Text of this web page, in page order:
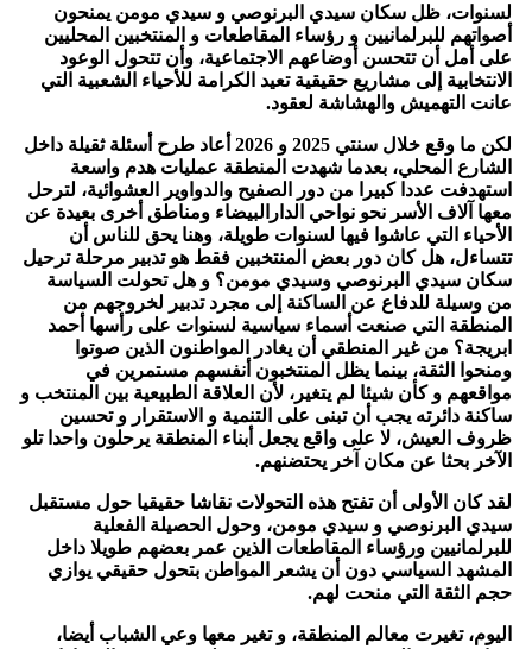
لسنوات، ظل سكان سيدي البرنوصي و سيدي مومن يمنحون
أصواتهم للبرلمانيين و رؤساء المقاطعات و المنتخبين المحليين
على أمل أن تتحسن أوضاعهم الاجتماعية، وأن تتحول الوعود
الانتخابية إلى مشاريع حقيقية تعيد الكرامة للأحياء الشعبية التي
عانت التهميش والهشاشة لعقود.
لكن ما وقع خلال سنتي 2025 و 2026 أعاد طرح أسئلة ثقيلة داخل
الشارع المحلي، بعدما شهدت المنطقة عمليات هدم واسعة
استهدفت عددا كبيرا من دور الصفيح والدواوير العشوائية، لترحل
معها آلاف الأسر نحو نواحي الدارالبيضاء ومناطق أخرى بعيدة عن
الأحياء التي عاشوا فيها لسنوات طويلة، وهنا يحق للناس أن
تتساءل، هل كان دور بعض المنتخبين فقط هو تدبير مرحلة ترحيل
سكان سيدي البرنوصي وسيدي مومن؟ و هل تحولت السياسة
من وسيلة للدفاع عن الساكنة إلى مجرد تدبير لخروجهم من
المنطقة التي صنعت أسماء سياسية لسنوات على رأسها أحمد
ابريجة؟ من غير المنطقي أن يغادر المواطنون الذين صوتوا
ومنحوا الثقة، بينما يظل المنتخبون أنفسهم مستمرين في
مواقعهم و كأن شيئا لم يتغير، لأن العلاقة الطبيعية بين المنتخب و
ساكنة دائرته يجب أن تبنى على التنمية و الاستقرار و تحسين
ظروف العيش، لا على واقع يجعل أبناء المنطقة يرحلون واحدا تلو
الآخر بحثا عن مكان آخر يحتضنهم.
لقد كان الأولى أن تفتح هذه التحولات نقاشا حقيقيا حول مستقبل
سيدي البرنوصي و سيدي مومن، وحول الحصيلة الفعلية
للبرلمانيين ورؤساء المقاطعات الذين عمر بعضهم طويلا داخل
المشهد السياسي دون أن يشعر المواطن بتحول حقيقي يوازي
حجم الثقة التي منحت لهم.
اليوم، تغيرت معالم المنطقة، و تغير معها وعي الشباب أيضا،